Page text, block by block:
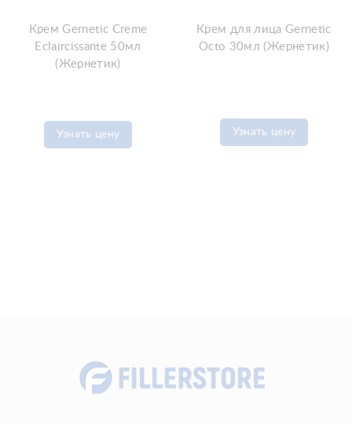
Крем Gernetic Creme
Eclaircissante 50мл
(Жернетик)
Узнать цену
Крем для лица Gernetic
Octo 30мл (Жернетик)
Узнать цену